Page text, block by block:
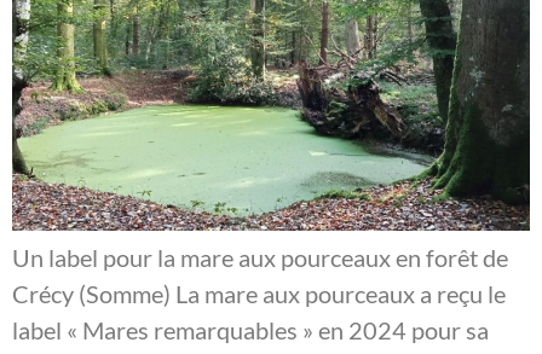
Un label pour la mare aux pourceaux en forêt de
Crécy (Somme) La mare aux pourceaux a reçu le
label « Mares remarquables » en 2024 pour sa